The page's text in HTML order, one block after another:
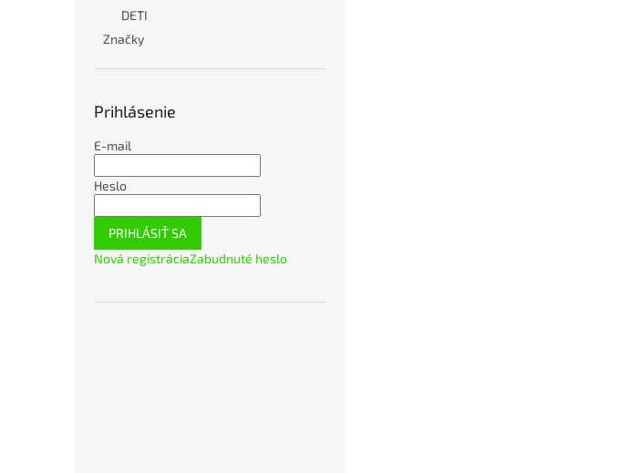
DETI
Značky
Prihlásenie
E-mail
Heslo
PRIHLÁSIŤ SA
Nová registráciaZabudnuté heslo